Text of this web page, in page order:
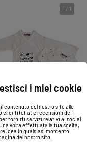
i miei cookie
contenuto del nostro sito alle
clienti (chat e recensioni dei
fornirti servizi relativi ai social
volta effettuata la tua scelta,
idea in qualsiasi momento
del nostro sito.
1 / 1